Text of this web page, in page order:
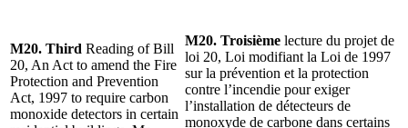
M20. Third Reading of Bill
20, An Act to amend the Fire
Protection and Prevention
Act, 1997 to require carbon
monoxide detectors in certain
M20. Troisième lecture du projet de
loi 20, Loi modifiant la Loi de 1997
sur la prévention et la protection
contre l’incendie pour exiger
l’installation de détecteurs de
monoxyde de carbone dans certains